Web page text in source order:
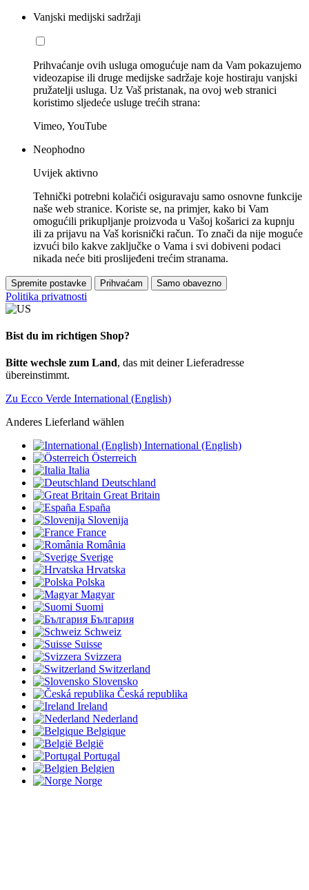
Vanjski medijski sadržaji
Prihvaćanje ovih usluga omogućuje nam da Vam pokazujemo
videozapise ili druge medijske sadržaje koje hostiraju vanjski
pružatelji usluga. Uz Vaš pristanak, na ovoj web stranici
koristimo sljedeće usluge trećih strana:
Vimeo, YouTube
Neophodno
Uvijek aktivno
Tehnički potrebni kolačići osiguravaju samo osnovne funkcije
naše web stranice. Koriste se, na primjer, kako bi Vam
omogućili prikupljanje proizvoda u Vašoj košarici za kupnju
ili za prijavu na Vaš korisnički račun. To znači da nije moguće
izvući bilo kakve zaključke o Vama i svi dobiveni podaci
nikada neće biti proslijeđeni trećim stranama.
Spremite postavke Prihvaćam Samo obavezno
Politika privatnosti
Bist du im richtigen Shop?
Bitte wechsle zum Land, das mit deiner Lieferadresse
übereinstimmt.
Zu Ecco Verde International (English)
Anderes Lieferland wählen
International (English)
Österreich
Italia
Deutschland
Great Britain
España
Slovenija
France
România
Sverige
Hrvatska
Polska
Magyar
Suomi
България
Schweiz
Suisse
Svizzera
Switzerland
Slovensko
Česká republika
Ireland
Nederland
Belgique
België
Portugal
Belgien
Norge